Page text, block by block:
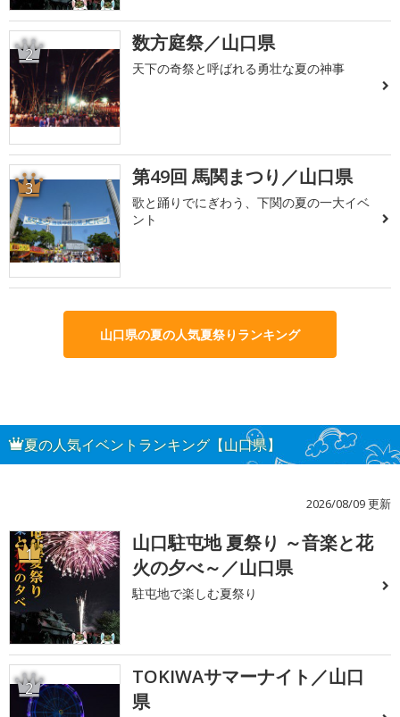
2 数方庭祭／山口県
天下の奇祭と呼ばれる勇壮な夏の神事
3 第49回 馬関まつり／山口県
歌と踊りでにぎわう、下関の夏の一大イベ
ント
山口県の夏の人気夏祭りランキング
夏の人気イベントランキング【山口県】
2026/08/09 更新
1
山口駐屯地 夏祭り ～音楽と花
火の夕べ～／山口県
駐屯地で楽しむ夏祭り
2
TOKIWAサマーナイト／山口
県